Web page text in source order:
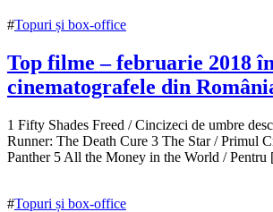
#Topuri și box-office
Top filme – februarie 2018 în
cinematografele din
5
aprilie
20187
1 Fifty Shades Freed / Cincizeci de umbre
Runner: The Death Cure 3 The Star / Primul
Panther 5 All the Money in the World /
#Topuri și box-office